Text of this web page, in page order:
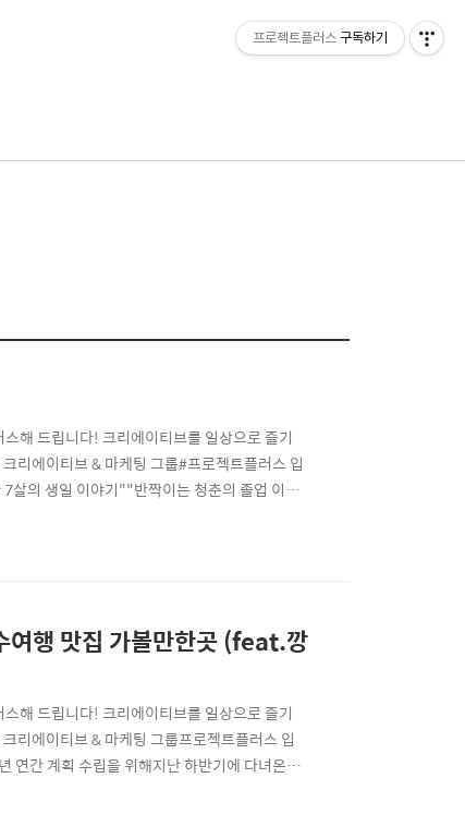
해 드립니다! 크리에이티브를 일상으로 즐기
리에이티브 & 마케팅 그룹#프로젝트플러스 입
살의 생일 이야기""반짝이는 청춘의 졸업 이야
두의 소중한 이야기를세상에 하나뿐인 특별
여행 맛집 가볼만한곳 (feat.깡
해 드립니다! 크리에이티브를 일상으로 즐기
리에이티브 & 마케팅 그룹프로젝트플러스 입
간 계획 수립을 위해지난 하반기에 다녀온 #
해 선택한 #여수워케이션 열심히 일한 당신
프로젝트플러스 구독하기